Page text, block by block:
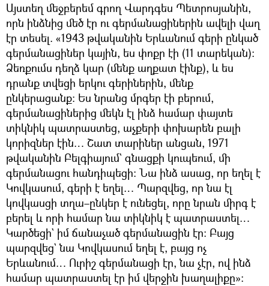
Այստեղ մեջբերեմ գրող Վարդգես Պետրոսյանին,
որն ինձնից մեծ էր ու գերմանացիներին ավելի վաղ
էր տեսել. «1943 թվականին Երևանում գերի ընկած
գերմանացիներ կային, ես փոքր էի (11 տարեկան)։
Ձեռքումս դեղձ կար (մենք աղքատ էինք), և ես
դրանք տվեցի երկու գերիներին, մենք
ընկերացանք։ Ես նրանց մրգեր էի բերում,
գերմանացիներից մեկն էլ ինձ համար փայտե
տիկնիկ պատրաստեց, աչքերի փոխարեն բալի
կորիզներ էին… Շատ տարիներ անցան, 1971
թվականին Բելգիայում` գնացքի կուպեում, մի
գերմանացու հանդիպեցի։ Նա ինձ ասաց, որ եղել է
Կովկասում, գերի է եղել… Պարզվեց, որ նա էլ
կովկասցի տղա–ընկեր է ունեցել, որը նրան միրգ է
բերել և որի համար նա տիկնիկ է պատրաստել…
Կարծեցի` իմ ճանաչած գերմանացին էր։ Բայց
պարզվեց` նա Կովկասում եղել է, բայց ոչ
Երևանում… Ուրիշ գերմանացի էր, նա չէր, ով ինձ
համար պատրաստել էր իմ վերջին խաղալիքը»։